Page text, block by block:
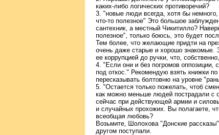
каких-либо логических противоречий?
3. "новые люди всегда, хотя бы
что-то полезное" Это большое
сантехник, а местный Чикитилло?
полезное", только боюсь, это будет
Тем более, что желающие придти на
очень даже старые и хорошо знакомые.
ее коррупцией до ручки, что,
4. "Если они и без погромов оппозиции,
под откос." Рекомендую взять книжки
пересказывать болтовню на уровне
5. "Остается только пожелать, чтоб
как можно меньше людей пострадали с
сейчас при действующей армии и
и случайных прохожих. Вы полагаете,
всеобщая любовь?
Возьмите, Шолохова "Донские
другом поступали.